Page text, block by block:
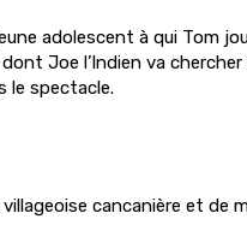
adolescent à qui Tom
Joe l’Indien va chercher
le spectacle.
cancanière et de